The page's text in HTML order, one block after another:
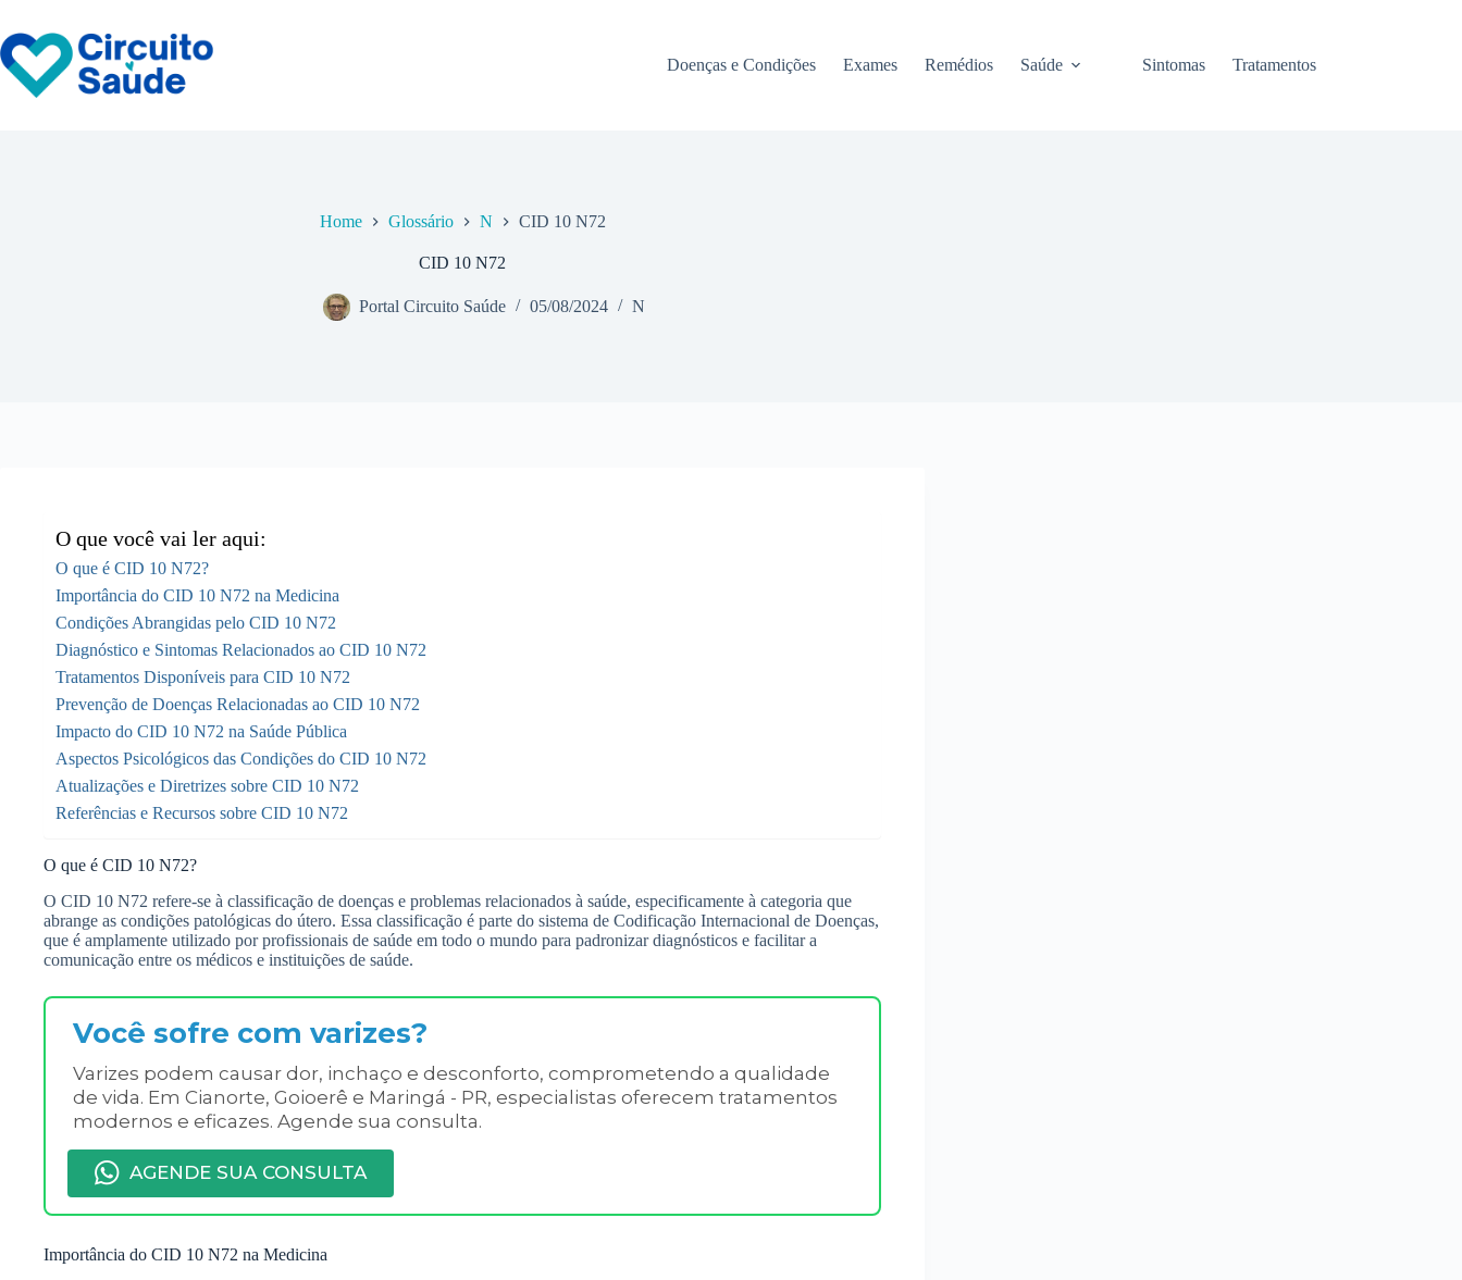
o
conteúdo
Doenças e Condições Exames Remédios Saúde Sintomas Tratamentos
Home Glossário N CID 10 N72
CID 10 N72
Portal Circuito Saúde 05/08/2024 N
O que você vai ler aqui:
O que é CID 10 N72?
Importância do CID 10 N72 na Medicina
Condições Abrangidas pelo CID 10 N72
Diagnóstico e Sintomas Relacionados ao CID 10 N72
Tratamentos Disponíveis para CID 10 N72
Prevenção de Doenças Relacionadas ao CID 10 N72
Impacto do CID 10 N72 na Saúde Pública
Aspectos Psicológicos das Condições do CID 10 N72
Atualizações e Diretrizes sobre CID 10 N72
Referências e Recursos sobre CID 10 N72
O que é CID 10 N72?
O CID 10 N72 refere-se à classificação de doenças e problemas relacionados à saúde, especificamente à categoria que
abrange as condições patológicas do útero. Essa classificação é parte do sistema de Codificação Internacional de Doenças,
que é amplamente utilizado por profissionais de saúde em todo o mundo para padronizar diagnósticos e facilitar a
comunicação entre os médicos e instituições de saúde.
Você sofre com varizes?
Varizes podem causar dor, inchaço e desconforto, comprometendo a qualidade
de vida. Em Cianorte, Goioerê e Maringá - PR, especialistas oferecem tratamentos
modernos e eficazes. Agende sua consulta.
AGENDE SUA CONSULTA
Importância do CID 10 N72 na Medicina